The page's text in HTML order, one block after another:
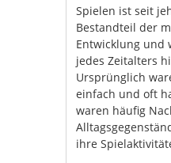
Spielen ist seit
Bestandteil der
Entwicklung und
jedes Zeitalters
Ursprünglich
einfach und oft
waren häufig
ihre